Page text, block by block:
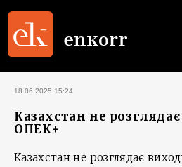
18.06.2025 15:24
Казахстан не
ОПЕК+
Казахстан не розглядає